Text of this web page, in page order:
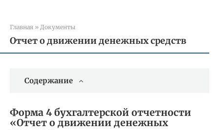
Главная » Документы
Отчет о движении денежных средств
Содержание
Форма 4 бухгалтерской отчетности
«Отчет о движении денежных